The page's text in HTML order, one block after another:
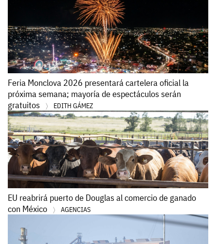
Feria Monclova 2026 presentará cartelera oficial la
próxima semana; mayoría de espectáculos serán
gratuitos
EDITH GÁMEZ
EU reabrirá puerto de Douglas al comercio de ganado
con México
AGENCIAS